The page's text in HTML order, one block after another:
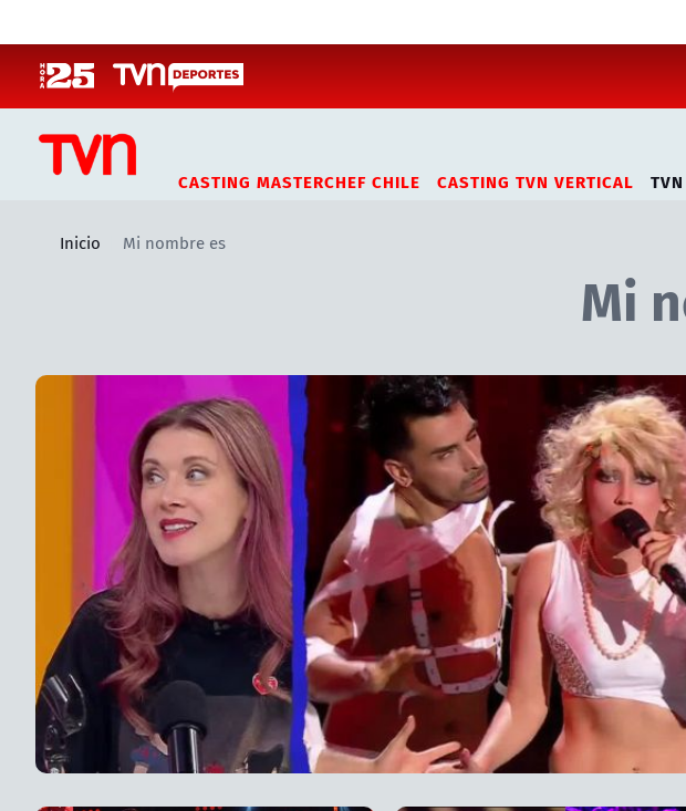
CASTING MASTERCHEF CHILE CASTING TVN VERTICAL
Inicio Mi nombre es
Mi